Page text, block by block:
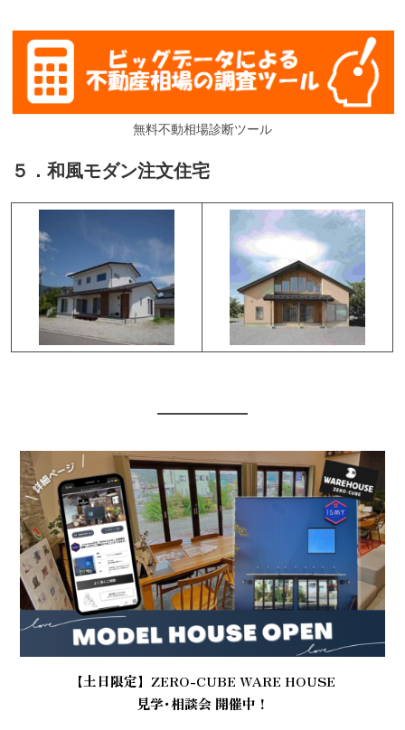
無料不動相場診断ツール
５．和風モダン注文住宅
【土日限定】ZERO-CUBE WARE HOUSE
見学･相談会 開催中！